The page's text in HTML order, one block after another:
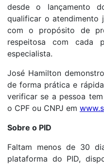
desde o lançamento
qualificar o atendimento
com o propósito de
respeitosa com cada
especialista.
José Hamilton
de forma prática e
verificar se a pessoa
o CPF ou CNPJ em
Sobre o PID
Faltam menos de 30
plataforma do PID,